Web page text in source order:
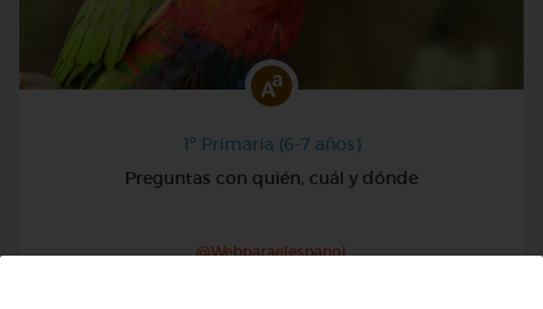
1º Primaria (6-7 años)
Preguntas con quién, cuál y dónde
@Webparaelespanol